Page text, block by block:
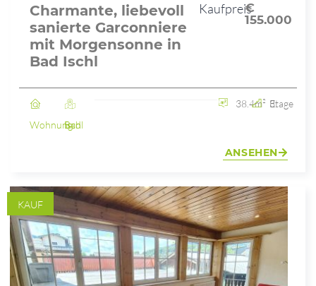
Charmante, liebevoll
sanierte Garconniere
mit Morgensonne in
Bad Ischl
Kaufpreis
€
155.000
WohnungBad Ischl
38.4m² 3. Etage
ANSEHEN
KAUF